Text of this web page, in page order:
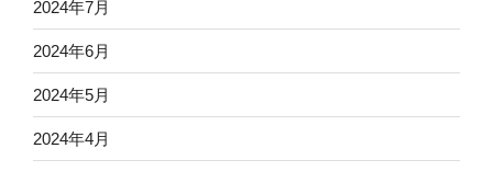
2024年7月
2024年6月
2024年5月
2024年4月